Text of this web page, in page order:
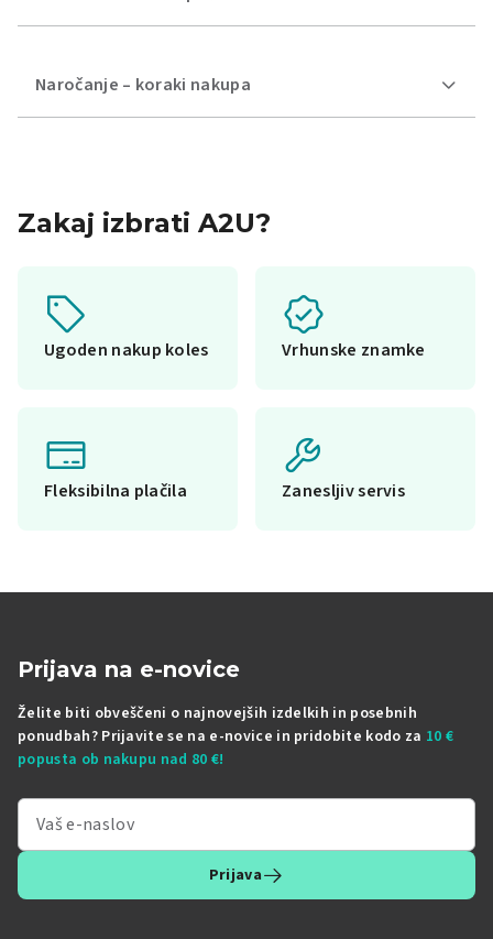
Naročanje – koraki nakupa
Zakaj izbrati A2U?
Ugoden nakup koles Vrhunske znamke
Fleksibilna plačila Zanesljiv servis
Prijava na e-novice
Želite biti obveščeni o najnovejših izdelkih in posebnih
ponudbah? Prijavite se na e-novice in pridobite kodo za 10 €
popusta ob nakupu nad 80 €!
Prijava